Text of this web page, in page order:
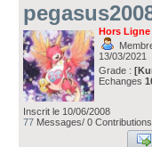
Hors Ligne
13/03/2021
Grade :
Echanges
Inscrit le 10/06/2008
77 Messages/ 0